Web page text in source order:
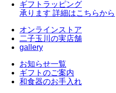
ギフトラッピング
承ります 詳細はこちらから
オンラインストア
二子玉川の実店舗
gallery
お知らせ一覧
ギフトのご案内
和食器のお手入れ